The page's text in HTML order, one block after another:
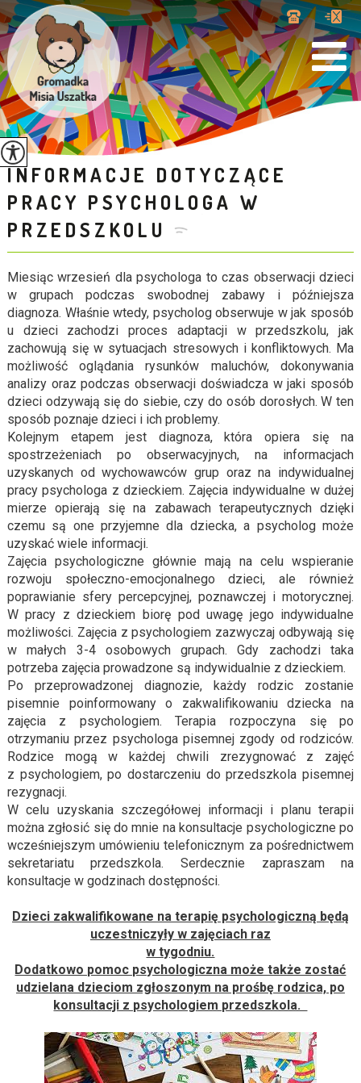
INFORMACJE DOTYCZĄCE
PRACY PSYCHOLOGA W
PRZEDSZKOLU
Miesiąc wrzesień dla psychologa to czas obserwacji dzieci
w grupach podczas swobodnej zabawy i późniejsza
diagnoza. Właśnie wtedy, psycholog obserwuje w jak sposób
u dzieci zachodzi proces adaptacji w przedszkolu, jak
zachowują się w sytuacjach stresowych i konfliktowych. Ma
możliwość oglądania rysunków maluchów, dokonywania
analizy oraz podczas obserwacji doświadcza w jaki sposób
dzieci odzywają się do siebie, czy do osób dorosłych. W ten
sposób poznaje dzieci i ich problemy.
Kolejnym etapem jest diagnoza, która opiera się na
spostrzeżeniach po obserwacyjnych, na informacjach
uzyskanych od wychowawców grup oraz na indywidualnej
pracy psychologa z dzieckiem. Zajęcia indywidualne w dużej
mierze opierają się na zabawach terapeutycznych dzięki
czemu są one przyjemne dla dziecka, a psycholog może
uzyskać wiele informacji.
Zajęcia psychologiczne głównie mają na celu wspieranie
rozwoju społeczno-emocjonalnego dzieci, ale również
poprawianie sfery percepcyjnej, poznawczej i motorycznej.
W pracy z dzieckiem biorę pod uwagę jego indywidualne
możliwości. Zajęcia z psychologiem zazwyczaj odbywają się
w małych 3-4 osobowych grupach. Gdy zachodzi taka
potrzeba zajęcia prowadzone są indywidualnie z dzieckiem.
Po przeprowadzonej diagnozie, każdy rodzic zostanie
pisemnie poinformowany o zakwalifikowaniu dziecka na
zajęcia z psychologiem. Terapia rozpoczyna się po
otrzymaniu przez psychologa pisemnej zgody od rodziców.
Rodzice mogą w każdej chwili zrezygnować z zajęć
z psychologiem, po dostarczeniu do przedszkola pisemnej
rezygnacji.
W celu uzyskania szczegółowej informacji i planu terapii
można zgłosić się do mnie na konsultacje psychologiczne po
wcześniejszym umówieniu telefonicznym za pośrednictwem
sekretariatu przedszkola. Serdecznie zapraszam na
konsultacje w godzinach dostępności.
Dzieci zakwalifikowane na terapię psychologiczną będą
uczestniczyły w zajęciach raz
w tygodniu.
Dodatkowo pomoc psychologiczna może także zostać
udzielana dzieciom zgłoszonym na prośbę rodzica, po
konsultacji z psychologiem przedszkola.